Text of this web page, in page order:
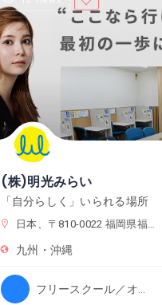
「自分らしく」いられる場所
日本、〒810-0022 福岡県福岡市中央区薬院１−１０−６ フォレスト薬院大通り
九州・沖縄